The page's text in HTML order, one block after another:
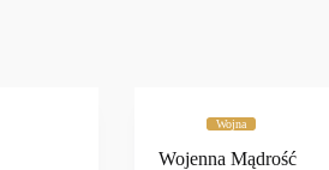
Wojna
Wojenna Mądrość